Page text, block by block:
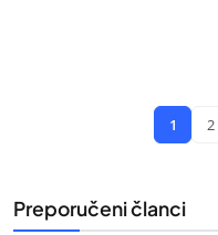
1 2
Preporučeni članci